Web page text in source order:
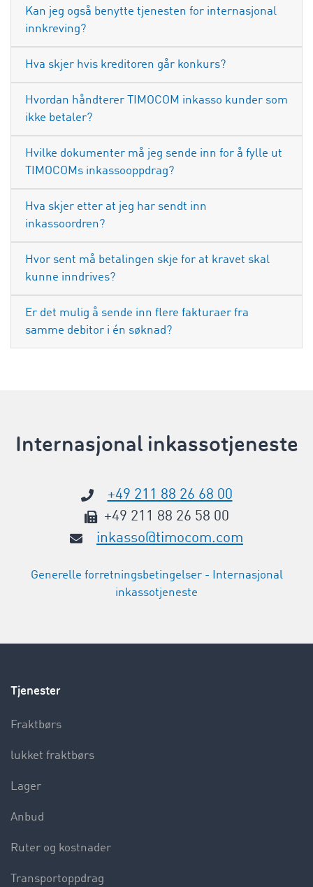
Kan jeg også benytte tjenesten for internasjonal
innkreving?
Hva skjer hvis kreditoren går konkurs?
Hvordan håndterer TIMOCOM inkasso kunder som
ikke betaler?
Hvilke dokumenter må jeg sende inn for å fylle ut
TIMOCOMs inkassooppdrag?
Hva skjer etter at jeg har sendt inn
inkassoordren?
Hvor sent må betalingen skje for at kravet skal
kunne inndrives?
Er det mulig å sende inn flere fakturaer fra
samme debitor i én søknad?
Internasjonal inkassotjeneste
+49 211 88 26 68 00
+49 211 88 26 58 00
inkasso@timocom.com
Generelle forretnings­betingelser - Internasjonal
inkassotjeneste
Tjenester
Fraktbørs
lukket fraktbørs
Lager
Anbud
Ruter og kostnader
Transportoppdrag